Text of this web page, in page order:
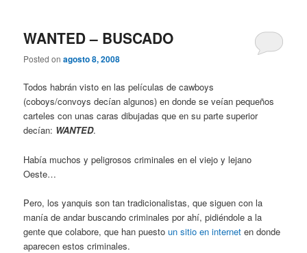
WANTED – BUSCADO
Posted onagosto 8, 2008
Todos habrán visto en las películas de cawboys
(coboys/convoys decían algunos) en donde se veían pequeños
carteles con unas caras dibujadas que en su parte superior
decían: WANTED.
Había muchos y peligrosos criminales en el viejo y lejano
Oeste…
Pero, los yanquis son tan tradicionalistas, que siguen con la
manía de andar buscando criminales por ahí, pidiéndole a la
gente que colabore, que han puestoun sitio en internet en donde
aparecen estos criminales.